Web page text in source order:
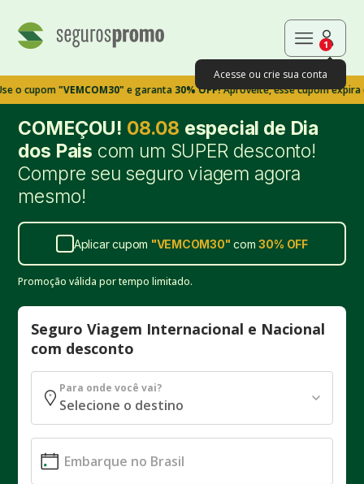
1
Acesse ou crie sua conta
"VEMCOM30"e garanta30% OFF!Aproveite, esse cupom expira em
COMEÇOU! 08.08 especial de Dia
dos Pais com um SUPER desconto!
Compre seu seguro viagem agora
mesmo!
Aplicar cupom "VEMCOM30" com30% OFF
Promoção válida por tempo limitado.
Seguro Viagem Internacional e Nacional
com desconto
Para onde você vai?